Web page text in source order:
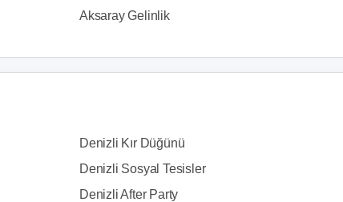
Aksaray Gelinlik
Denizli Kır Düğünü
Denizli Sosyal Tesisler
Denizli After Party